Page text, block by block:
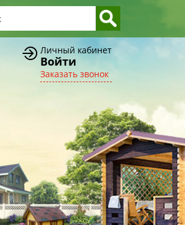
Личный кабинет
Войти
Заказать звонок